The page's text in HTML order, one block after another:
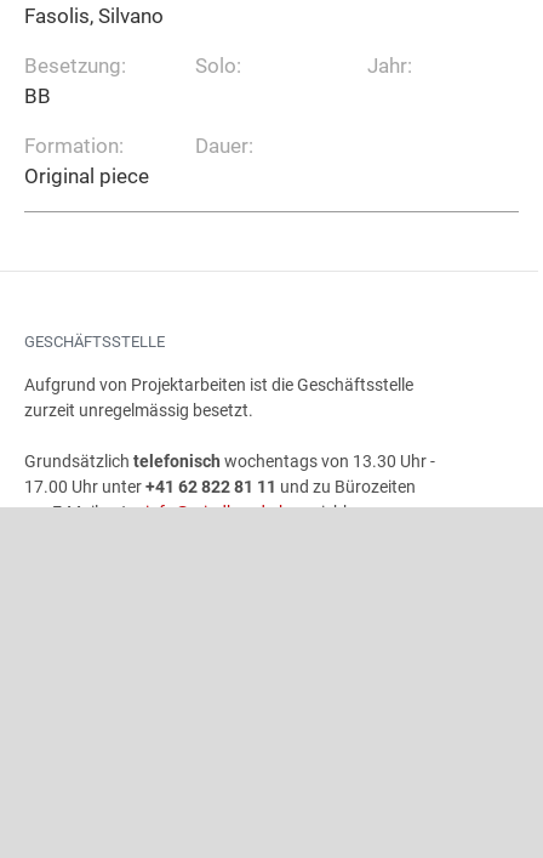
Fasolis, Silvano
Besetzung:
BB
Formation:
Original piece
Solo:
Dauer:
Jahr:
GESCHÄFTSSTELLE
Aufgrund von Projektarbeiten ist die Geschäftsstelle
zurzeit unregelmässig besetzt.
Grundsätzlich telefonisch wochentags von 13.30 Uhr -
17.00 Uhr unter+41 62 822 81 11 und zu Bürozeiten
per E-Mail unterinfo@windband.cherreichbar.